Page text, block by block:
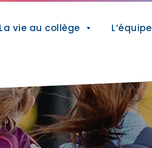
La vie au collège